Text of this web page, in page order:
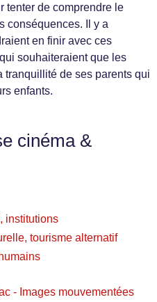
tenter de comprendre le
conséquences. Il y a
en finir avec ces
souhaiteraient que les
tranquillité de ses parents qui
enfants.
cinéma &
institutions
tourisme alternatif
- Images mouvementées